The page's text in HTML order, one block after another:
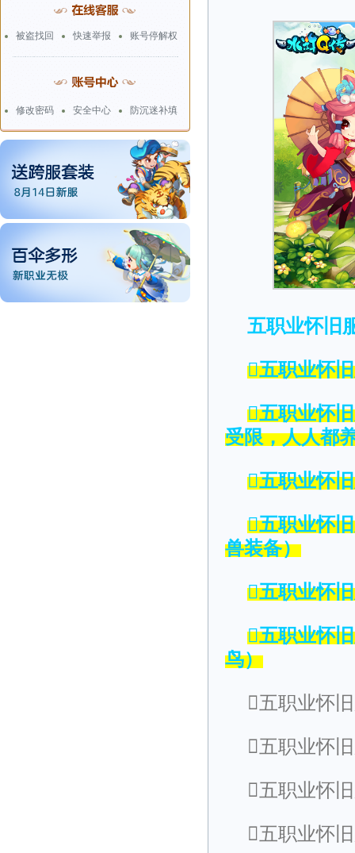
被盗找回 快速举报 账号停解权
修改密码 安全中心 防沉迷补填
五职业怀旧
五职业怀
五职业怀
受限，人人都
五职业怀
五职业怀
兽装备）
五职业怀
五职业怀
鸟）
五职业怀
五职业怀
五职业怀
五职业怀